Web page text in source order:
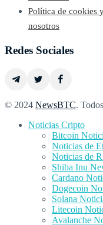
Política de cookies
nosotros
Redes Sociales
© 2024 NewsBTC.
Noticias Cripto
Bitcoin
Noticias de
Noticias de
Shiba Inu
Cardano
Dogecoin
Solana
Litecoin
Avalanche